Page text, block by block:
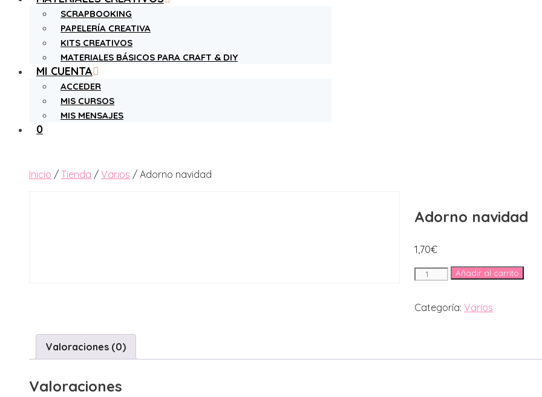
SCRAPBOOKING
PAPELERÍA CREATIVA
KITS CREATIVOS
MATERIALES BÁSICOS PARA CRAFT & DIY
MI CUENTA
ACCEDER
MIS CURSOS
MIS MENSAJES
0
Inicio / Tienda / Varios / Adorno navidad
Adorno navidad
1,70€
Adorno
cantidad
Añadir al carrito
Categoría: Varios
Valoraciones (0)
Valoraciones